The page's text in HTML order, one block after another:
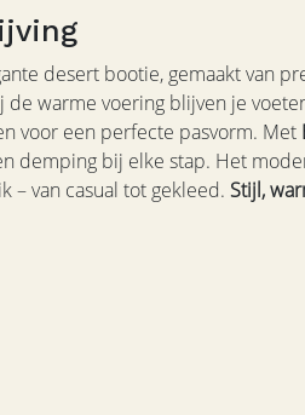
desert bootie, gemaakt van
de warme voering blijven je
voor een perfecte pasvorm. Met
demping bij elke stap. Het
– van casual tot gekleed. Stijl,